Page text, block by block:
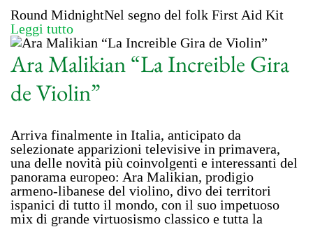
Round MidnightNel segno del folk First Aid Kit
Leggi tutto
Ara Malikian “La Increible Gira
de Violin”
Arriva finalmente in Italia, anticipato da
selezionate apparizioni televisive in primavera,
una delle novità più coinvolgenti e interessanti del
panorama europeo: Ara Malikian, prodigio
armeno-libanese del violino, divo dei territori
ispanici di tutto il mondo, con il suo impetuoso
mix di grande virtuosismo classico e tutta la